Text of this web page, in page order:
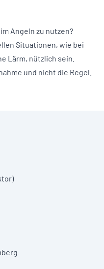
Angeln zu nutzen?
Situationen, wie bei
Lärm, nützlich sein.
und nicht die Regel.